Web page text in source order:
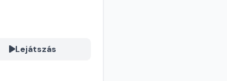
Lejátszás